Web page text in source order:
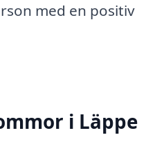
med en positiv
i Läppe